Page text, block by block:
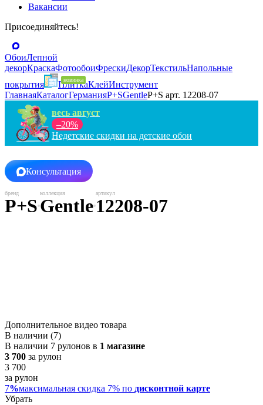
Вакансии
Присоединяйтесь!
ОбоиЛепной
декорКраскаФотообоиФрескиДекорТекстильНапольные
покрытия
ПлиткаКлейИнструмент
ГлавнаяКаталогГерманияP+SGentleP+S арт. 12208-07
весь август
–20%
Недетские скидки на детские обои
Консультация
P+SGentle12208-07
Дополнительное видео товара
В наличии (7)
В наличии 7 рулонов в 1 магазине
3 700 за рулон
3 700
за рулон
7%максимальная скидка 7% по дисконтной карте
Убрать